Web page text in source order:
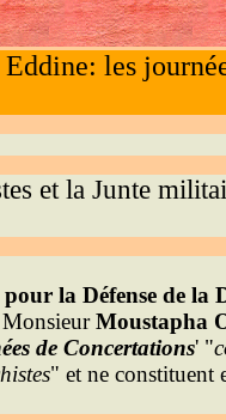
les
et la Junte
la Défense de la
Moustapha
de Concertations' "
" et ne constituent